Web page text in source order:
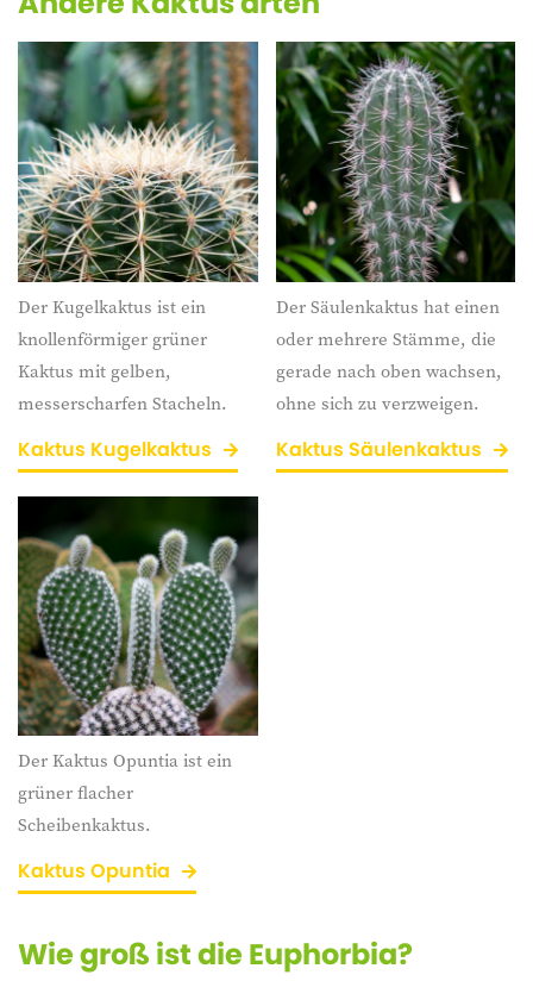
Der Kugelkaktus ist ein
knollenförmiger grüner
Kaktus mit gelben,
messerscharfen Stacheln.
Kaktus Kugelkaktus
Der Säulenkaktus hat einen
oder mehrere Stämme, die
gerade nach oben wachsen,
ohne sich zu verzweigen.
Kaktus Säulenkaktus
Der Kaktus Opuntia ist ein
grüner flacher
Scheibenkaktus.
Kaktus Opuntia
Wie groß ist die Euphorbia?